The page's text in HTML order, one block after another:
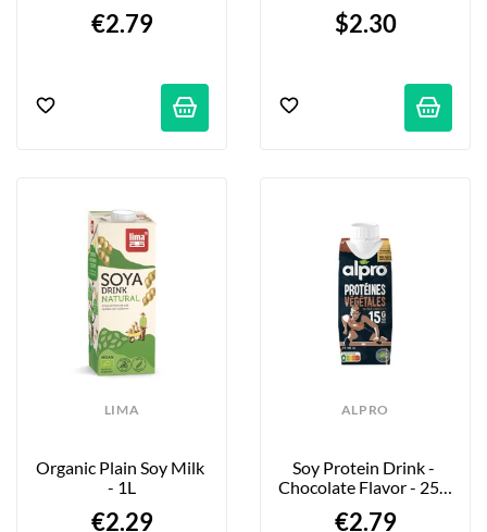
€2.79 $2.30
LIMA
Organic Plain Soy Milk
- 1L
€2.29
ALPRO
Soy Protein Drink -
Chocolate Flavor - 250
€2.79